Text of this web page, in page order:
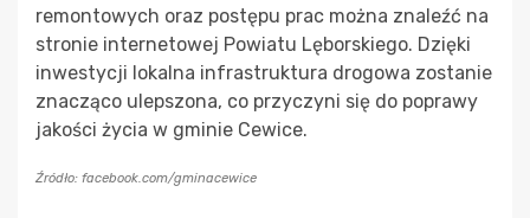
remontowych oraz postępu prac można znaleźć na
stronie internetowej Powiatu Lęborskiego. Dzięki
inwestycji lokalna infrastruktura drogowa zostanie
znacząco ulepszona, co przyczyni się do poprawy
jakości życia w gminie Cewice.
Źródło: facebook.com/gminacewice